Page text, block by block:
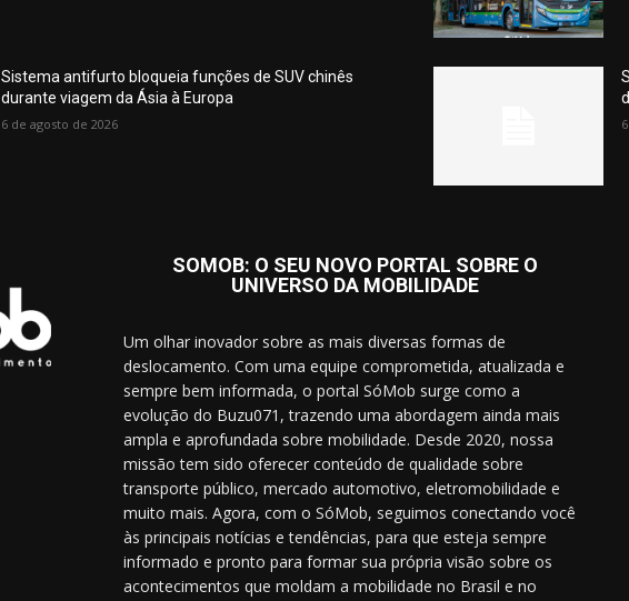
Sistema antifurto bloqueia funções de SUV chinês
durante viagem da Ásia à Europa
6 de agosto de 2026
SOMOB: O SEU NOVO PORTAL SOBRE O
UNIVERSO DA MOBILIDADE
Um olhar inovador sobre as mais diversas formas de
deslocamento. Com uma equipe comprometida, atualizada e
sempre bem informada, o portal SóMob surge como a
evolução do Buzu071, trazendo uma abordagem ainda mais
ampla e aprofundada sobre mobilidade. Desde 2020, nossa
missão tem sido oferecer conteúdo de qualidade sobre
transporte público, mercado automotivo, eletromobilidade e
muito mais. Agora, com o SóMob, seguimos conectando você
às principais notícias e tendências, para que esteja sempre
informado e pronto para formar sua própria visão sobre os
acontecimentos que moldam a mobilidade no Brasil e no